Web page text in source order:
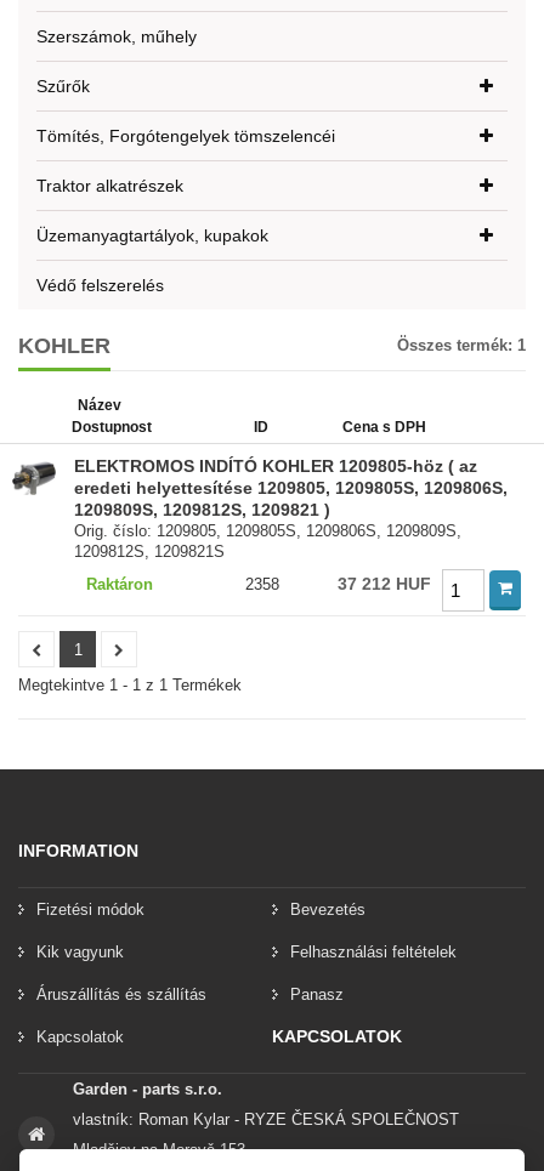
Szerszámok, műhely
Szűrők
Tömítés, Forgótengelyek tömszelencéi
Traktor alkatrészek
Üzemanyagtartályok, kupakok
Védő felszerelés
KOHLER Összes termék: 1
Název
Dostupnost
ID Cena s DPH
ELEKTROMOS INDÍTÓ KOHLER 1209805-höz ( az
eredeti helyettesítése 1209805, 1209805S, 1209806S,
1209809S, 1209812S, 1209821 )
Orig. číslo: 1209805, 1209805S, 1209806S, 1209809S,
1209812S, 1209821S
Raktáron
2358 37 212 HUF
1
Megtekintve 1 - 1 z 1 Termékek
INFORMATION
Fizetési módok Bevezetés
Kik vagyunk Felhasználási feltételek
Áruszállítás és szállítás Panasz
Kapcsolatok KAPCSOLATOK
Garden - parts s.r.o.
vlastník: Roman Kylar - RYZE ČESKÁ SPOLEČNOST
Mladějov na Moravě 153